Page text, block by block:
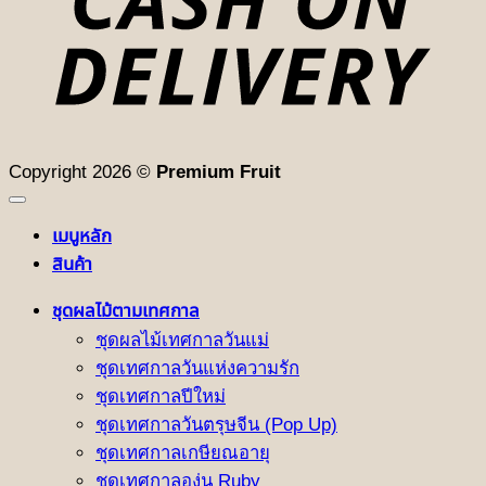
Copyright 2026 © Premium Fruit
เมนูหลัก
สินค้า
ชุดผลไม้ตามเทศกาล
ชุดผลไม้เทศกาลวันแม่
ชุดเทศกาลวันแห่งความรัก
ชุดเทศกาลปีใหม่
ชุดเทศกาลวันตรุษจีน (Pop Up)
ชุดเทศกาลเกษียณอายุ
ชุดเทศกาลองุ่น Ruby